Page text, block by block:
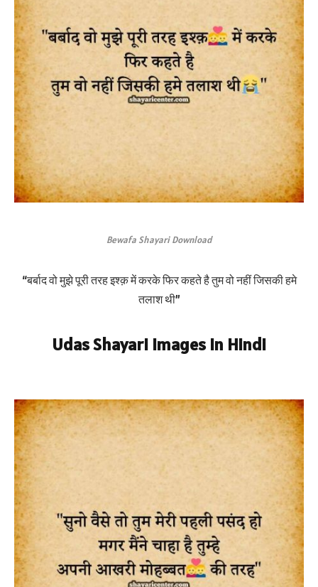
Bewafa Shayari Download
“बर्बाद वो मुझे पूरी तरह इश्क़ में करके फिर कहते है तुम वो नहीं जिसकी हमे
तलाश थी”
Udas Shayari Images In Hindi